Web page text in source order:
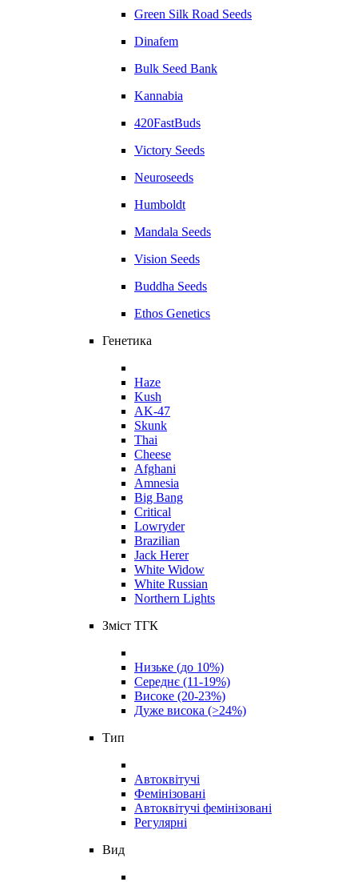
Green Silk Road Seeds
Dinafem
Bulk Seed Bank
Kannabia
420FastBuds
Victory Seeds
Neuroseeds
Humboldt
Mandala Seeds
Vision Seeds
Buddha Seeds
Ethos Genetics
Генетика
Haze
Kush
AK-47
Skunk
Thai
Cheese
Afghani
Amnesia
Big Bang
Critical
Lowryder
Brazilian
Jack Herer
White Widow
White Russian
Northern Lights
Зміст ТГК
Низьке (до 10%)
Середнє (11-19%)
Високе (20-23%)
Дуже висока (>24%)
Тип
Автоквітучі
Фемінізовані
Автоквітучі фемінізовані
Регулярні
Вид